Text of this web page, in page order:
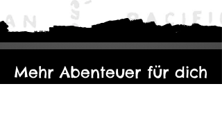
Mehr Abenteuer für dich